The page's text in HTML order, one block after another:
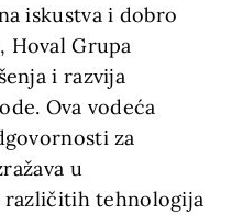
iskustva i dobro
Hoval Grupa
i razvija
Ova vodeća
za
u
tehnologija